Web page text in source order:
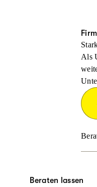
Als
Beraten lassen